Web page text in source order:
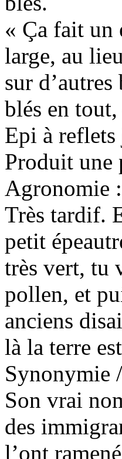
« Ça fait un
large, au
sur
blés en
Epi à reflets
Produit une
Agronomie :
Très tardif.
petit
très vert, tu
pollen, et
anciens
là la terre
Synonymie
Son vrai
des
l’ont